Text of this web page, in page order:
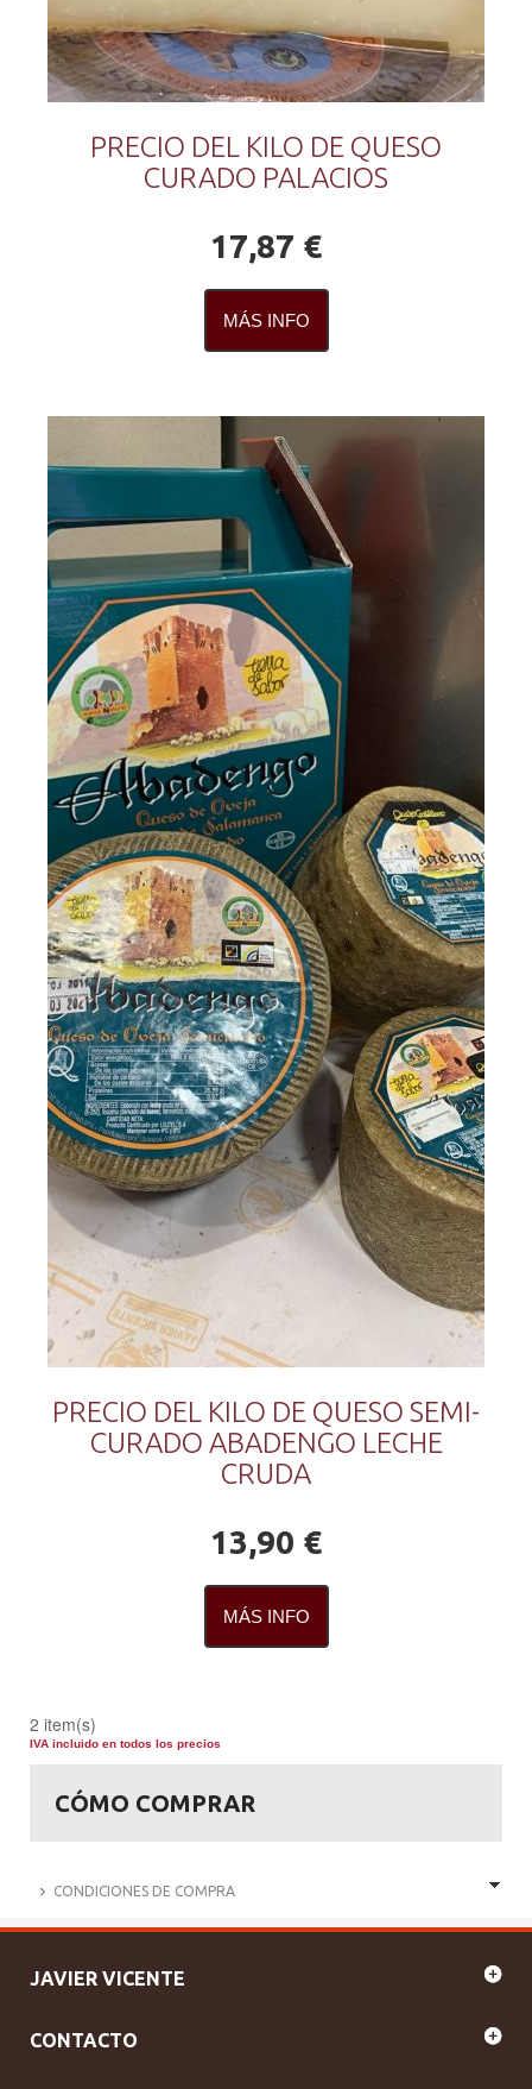
PRECIO DEL KILO DE QUESO
CURADO PALACIOS
17,87 €
MÁS INFO
PRECIO DEL KILO DE QUESO SEMI-
CURADO ABADENGO LECHE
CRUDA
13,90 €
MÁS INFO
2 item(s)
IVA incluido en todos los precios
CÓMO COMPRAR
CONDICIONES DE COMPRA
JAVIER VICENTE
CONTACTO